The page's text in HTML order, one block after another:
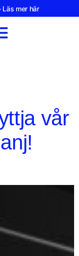
mer här
vår